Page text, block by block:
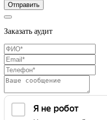
Отправить
Заказать аудит